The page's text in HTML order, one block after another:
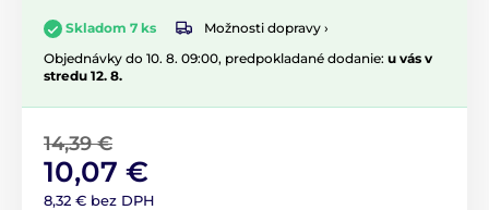
Skladom 7 ks
Možnosti dopravy ›
Objednávky do 10. 8. 09:00, predpokladané dodanie: u vás v
stredu 12. 8.
14,39 €
10,07 €
8,32 € bez DPH